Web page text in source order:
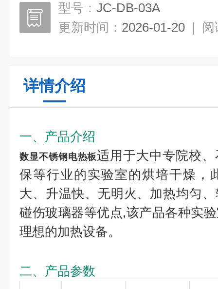
型号： JC-DB-03A
更新时间： 2026-01-20 | 阅
详情介绍
一、产品介绍
数显不锈钢电热板适用于大中专院校
保等行业的实验室的烘培干燥，
大、升温快、无明火、加热均匀
碰伤玻璃器等优点,该产品各种实
理想的加热设备。
二、产品参数